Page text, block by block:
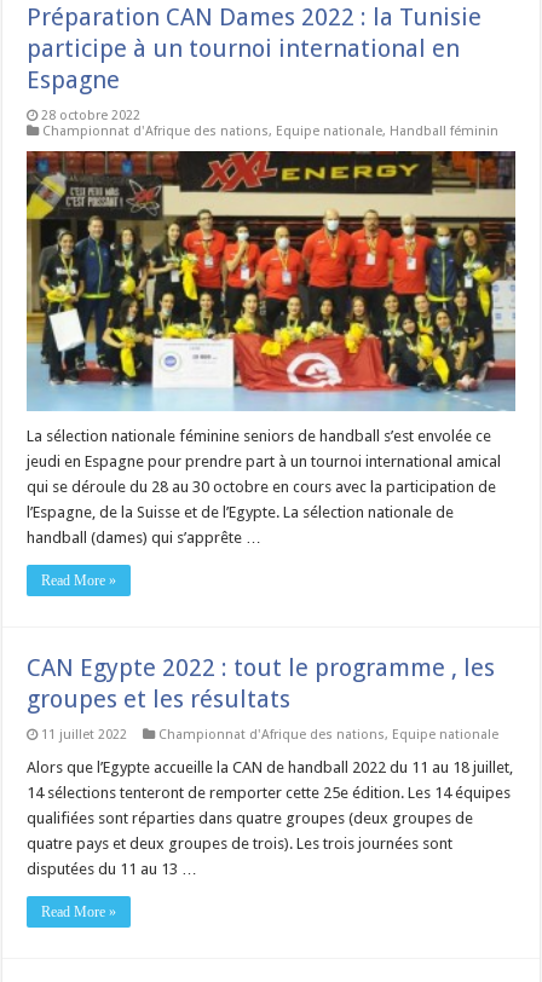
Préparation CAN Dames 2022 : la Tunisie
participe à un tournoi international en
Espagne
28 octobre 2022
Championnat d'Afrique des nations, Equipe nationale, Handball féminin
La sélection nationale féminine seniors de handball s’est envolée ce
jeudi en Espagne pour prendre part à un tournoi international amical
qui se déroule du 28 au 30 octobre en cours avec la participation de
l’Espagne, de la Suisse et de l’Egypte. La sélection nationale de
handball (dames) qui s’apprête …
Read More »
CAN Egypte 2022 : tout le programme , les
groupes et les résultats
11 juillet 2022 Championnat d'Afrique des nations, Equipe nationale
Alors que l’Egypte accueille la CAN de handball 2022 du 11 au 18 juillet,
14 sélections tenteront de remporter cette 25e édition. Les 14 équipes
qualifiées sont réparties dans quatre groupes (deux groupes de
quatre pays et deux groupes de trois). Les trois journées sont
disputées du 11 au 13 …
Read More »